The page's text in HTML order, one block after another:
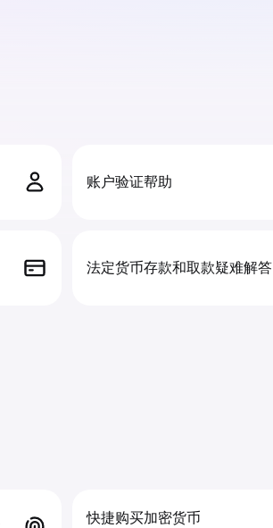
账户验证帮助
法定货币存款和取款疑难解答
快捷购买加密货币